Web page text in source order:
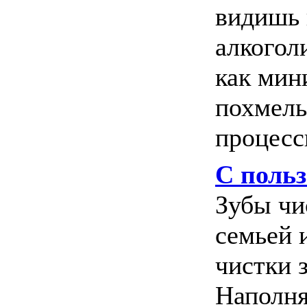
видишь
как
С
Зубы
семьей
чистки